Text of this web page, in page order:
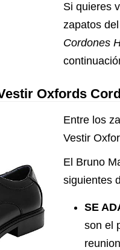
Si quieres
zapatos
Cordones
Oxfords
Entre los
Vestir
El Bruno
siguientes
SE
son el